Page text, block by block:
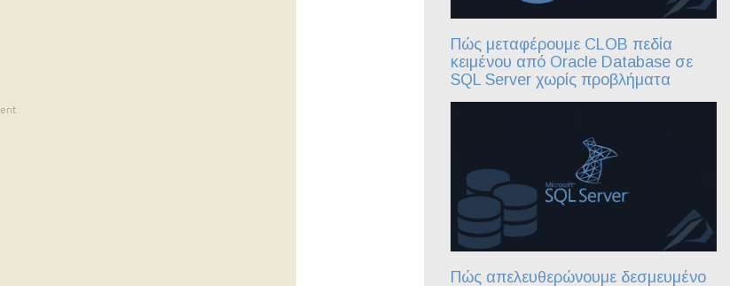
Πώς μεταφέρουμε CLOB πεδία
κειμένου από Oracle Database σε
SQL Server χωρίς προβλήματα
Πώς απελευθερώνουμε δεσμευμένο